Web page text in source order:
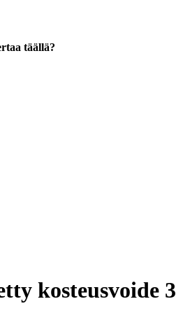
täällä?
kosteusvoide